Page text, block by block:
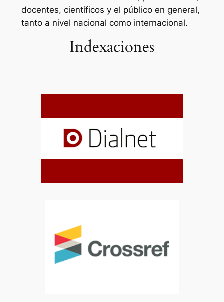
docentes, científicos y el público en general,
tanto a nivel nacional como internacional.
Indexaciones